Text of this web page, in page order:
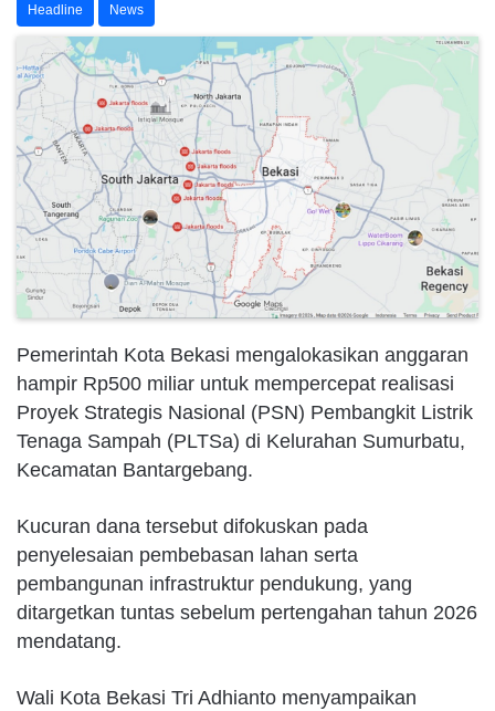
Headline News
Pemerintah Kota Bekasi mengalokasikan anggaran
hampir Rp500 miliar untuk mempercepat realisasi
Proyek Strategis Nasional (PSN) Pembangkit Listrik
Tenaga Sampah (PLTSa) di Kelurahan Sumurbatu,
Kecamatan Bantargebang.
Kucuran dana tersebut difokuskan pada
penyelesaian pembebasan lahan serta
pembangunan infrastruktur pendukung, yang
ditargetkan tuntas sebelum pertengahan tahun 2026
mendatang.
Wali Kota Bekasi Tri Adhianto menyampaikan